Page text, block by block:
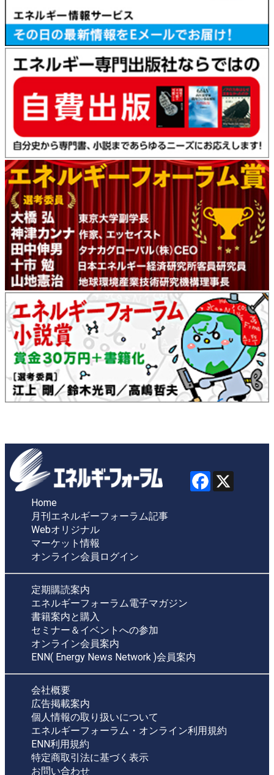
Home
月刊エネルギーフォーラム記事
Webオリジナル
マーケット情報
オンライン会員ログイン
定期購読案内
エネルギーフォーラム電子マガジン
書籍案内と購入
セミナー＆イベントへの参加
オンライン会員案内
ENN( Energy News Network )会員案内
会社概要
広告掲載案内
個人情報の取り扱いについて
エネルギーフォーラム・オンライン利用規約
ENN利用規約
特定商取引法に基づく表示
お問い合わせ